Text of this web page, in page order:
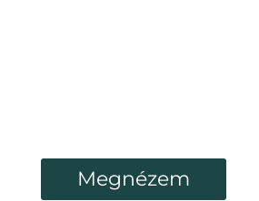
Megnézem